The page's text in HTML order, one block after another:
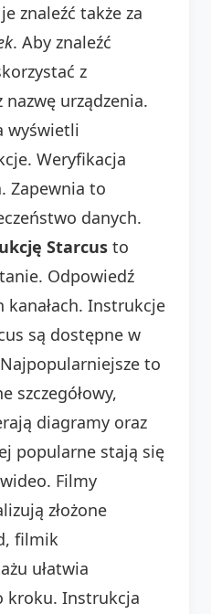
znaleźć także za
. Aby znaleźć
z
urządzenia.
wyświetli
Weryfikacja
Zapewnia to
danych.
Starcus to
Odpowiedź
kanałach. Instrukcje
są dostępne w
to
szczegółowy,
diagramy oraz
popularne stają się
Filmy
złożone
filmik
ułatwia
kroku. Instrukcja